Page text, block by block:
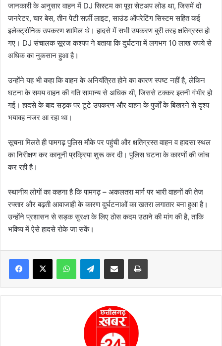
जानकारी के अनुसार वाहन में DJ सिस्टम का पूरा सेटअप लोड था, जिसमें दो
जनरेटर, चार बेस, तीन पेटी सर्फ़ी लाइट, साउंड ऑपरेटिंग सिस्टम सहित कई
इलेक्ट्रॉनिक उपकरण शामिल थे। हादसे में सभी उपकरण बुरी तरह क्षतिग्रस्त हो
गए। DJ संचालक सूरज कश्यप ने बताया कि दुर्घटना में लगभग 10 लाख रुपये से
अधिक का नुकसान हुआ है।
उन्होंने यह भी कहा कि वाहन के अनियंत्रित होने का कारण स्पष्ट नहीं है, लेकिन
घटना के समय वाहन की गति सामान्य से अधिक थी, जिससे टक्कर इतनी गंभीर हो
गई। हादसे के बाद सड़क पर टूटे उपकरण और वाहन के पुर्जों के बिखरने से दृश्य
भयावह नजर आ रहा था।
सूचना मिलते ही पामगढ़ पुलिस मौके पर पहुंची और क्षतिग्रस्त वाहन व हादसा स्थल
का निरीक्षण कर कानूनी प्रक्रिया शुरू कर दी। पुलिस घटना के कारणों की जांच
कर रही है।
स्थानीय लोगों का कहना है कि पामगढ़ – अकलतरा मार्ग पर भारी वाहनों की तेज
रफ्तार और बढ़ती आवाजाही के कारण दुर्घटनाओं का खतरा लगातार बना हुआ है।
उन्होंने प्रशासन से सड़क सुरक्षा के लिए ठोस कदम उठाने की मांग की है, ताकि
भविष्य में ऐसे हादसे रोके जा सकें।
Telegram